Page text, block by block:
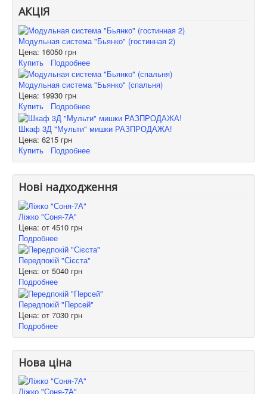
АКЦІЯ
Модульная система "Бьянко" (гостинная 2)
Цена: 16050 грн
Купить
Подробнее
Модульная система "Бьянко" (спальня)
Цена: 19930 грн
Купить
Подробнее
Шкаф 3Д "Мульти" мишки РАЗПРОДАЖА!
Цена: 6215 грн
Купить
Подробнее
Нові надходження
Ліжко "Соня-7А"
Цена: от 4510 грн
Подробнее
Передпокій "Сієста"
Цена: от 5040 грн
Подробнее
Передпокій "Персей"
Цена: от 7030 грн
Подробнее
Нова ціна
Ліжко "Соня-7А"